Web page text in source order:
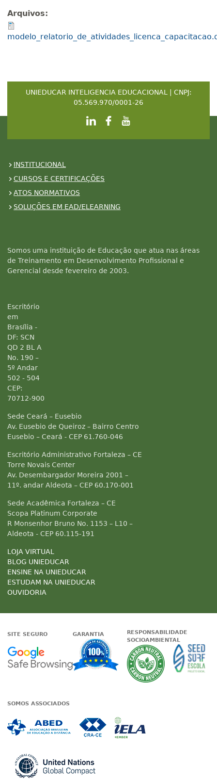
Arquivos:
UNIEDUCAR INTELIGENCIA EDUCACIONAL | CNPJ:
05.569.970/0001-26
INSTITUCIONAL
CURSOS E CERTIFICAÇÕES
ATOS NORMATIVOS
SOLUÇÕES EM EAD/ELEARNING
Somos uma instituição de Educação que atua nas áreas
de Treinamento em Desenvolvimento Profissional e
Gerencial desde fevereiro de 2003.
Escritório
em
Brasília -
DF: SCN
QD 2 BL A
No. 190 –
5º Andar
502 - 504
CEP:
70712-900
Sede Ceará – Eusebio
Av. Eusebio de Queiroz – Bairro Centro
Eusebio – Ceará - CEP 61.760-046
Escritório Administrativo Fortaleza – CE
Torre Novais Center
Av. Desembargador Moreira 2001 –
11º. andar Aldeota – CEP 60.170-001
Sede Acadêmica Fortaleza – CE
Scopa Platinum Corporate
R Monsenhor Bruno No. 1153 – L10 –
Aldeota - CEP 60.115-191
LOJA VIRTUAL
BLOG UNIEDUCAR
ENSINE NA UNIEDUCAR
ESTUDAM NA UNIEDUCAR
OUVIDORIA
SITE SEGURO
Google - Status do site no
GARANTIA
Garantia de
RESPONSABILIDADE
SOCIOAMBIENTAL
A
SOMOS ASSOCIADOS